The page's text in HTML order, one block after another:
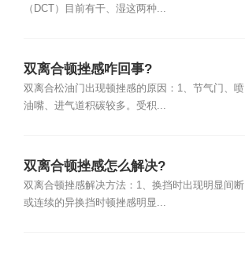
（DCT）目前有干、湿这两种...
双离合顿挫感咋回事?
双离合松油门出现顿挫感的原因：1、节气门、喷
油嘴、进气道积碳较多。受积...
双离合顿挫感怎么解决?
双离合顿挫感解决方法：1、换挡时出现明显间断
或连续的异换挡时顿挫感明显...